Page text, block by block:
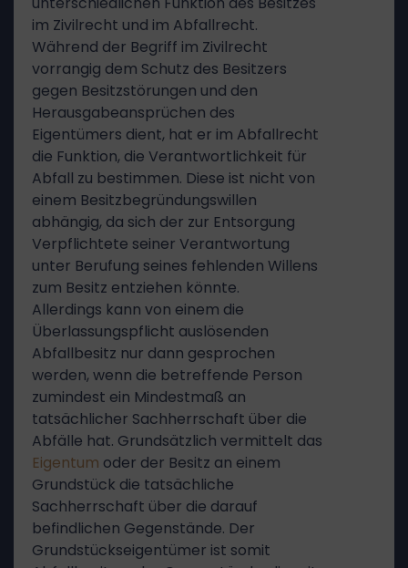
im Zivilrecht und im Abfallrecht.
Während der Begriff im Zivilrecht
vorrangig dem Schutz des Besitzers
gegen Besitzstörungen und den
Herausgabeansprüchen des
Eigentümers dient, hat er im Abfallrecht
die Funktion, die Verantwortlichkeit für
Abfall zu bestimmen. Diese ist nicht von
einem Besitzbegründungswillen
abhängig, da sich der zur Entsorgung
Verpflichtete seiner Verantwortung
unter Berufung seines fehlenden Willens
zum Besitz entziehen könnte.
Allerdings kann von einem die
Überlassungspflicht auslösenden
Abfallbesitz nur dann gesprochen
werden, wenn die betreffende Person
zumindest ein Mindestmaß an
tatsächlicher Sachherrschaft über die
Abfälle hat. Grundsätzlich vermittelt das
Eigentum oder der Besitz an einem
Grundstück die tatsächliche
Sachherrschaft über die darauf
befindlichen Gegenstände. Der
Grundstückseigentümer ist somit